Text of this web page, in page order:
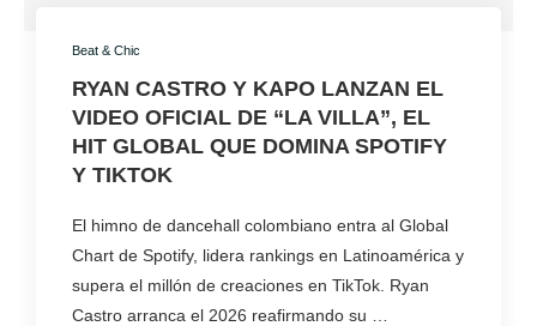
Beat & Chic
RYAN CASTRO Y KAPO LANZAN EL
VIDEO OFICIAL DE “LA VILLA”, EL
HIT GLOBAL QUE DOMINA SPOTIFY
Y TIKTOK
El himno de dancehall colombiano entra al Global
Chart de Spotify, lidera rankings en Latinoamérica y
supera el millón de creaciones en TikTok. Ryan
Castro arranca el 2026 reafirmando su …